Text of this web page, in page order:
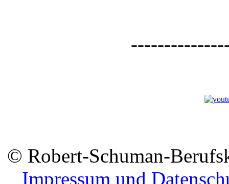
© Robert-Schuman-
Impressum und